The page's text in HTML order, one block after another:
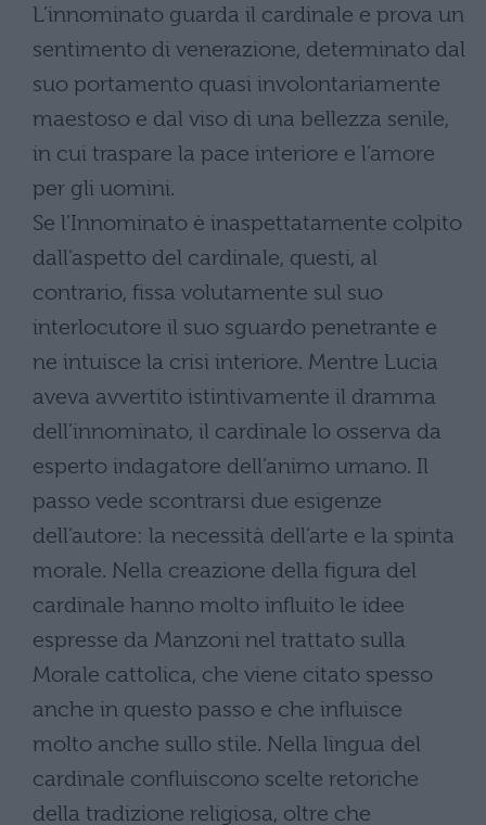
L’innominato guarda il cardinale e prova un
sentimento di venerazione, determinato dal
suo portamento quasi involontariamente
maestoso e dal viso di una bellezza senile,
in cui traspare la pace interiore e l’amore
per gli uomini.
Se l’Innominato è inaspettatamente colpito
dall’aspetto del cardinale, questi, al
contrario, fissa volutamente sul suo
interlocutore il suo sguardo penetrante e
ne intuisce la crisi interiore. Mentre Lucia
aveva avvertito istintivamente il dramma
dell’innominato, il cardinale lo osserva da
esperto indagatore dell’animo umano. Il
passo vede scontrarsi due esigenze
dell’autore: la necessità dell’arte e la spinta
morale. Nella creazione della figura del
cardinale hanno molto influito le idee
espresse da Manzoni nel trattato sulla
Morale cattolica, che viene citato spesso
anche in questo passo e che influisce
molto anche sullo stile. Nella lingua del
cardinale confluiscono scelte retoriche
della tradizione religiosa, oltre che